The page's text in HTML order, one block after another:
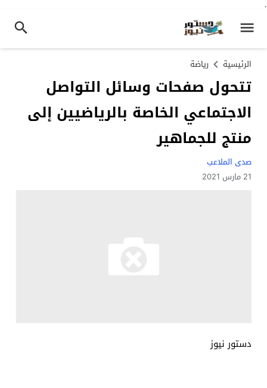
.
الرئيسية رياضة
تتحول صفحات وسائل التواصل
الاجتماعي الخاصة بالرياضيين إلى
منتج للجماهير
صدى الملاعب
21 مارس 2021
دستور نيوز